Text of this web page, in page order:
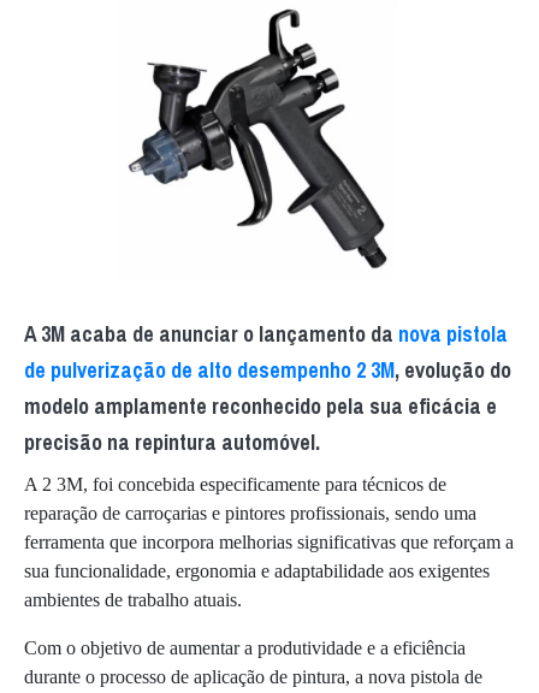
A 3M acaba de anunciar o lançamento da nova pistola
de pulverização de alto desempenho 2 3M, evolução do
modelo amplamente reconhecido pela sua eficácia e
precisão na repintura automóvel.
A 2 3M, foi concebida especificamente para técnicos de
reparação de carroçarias e pintores profissionais, sendo uma
ferramenta que incorpora melhorias significativas que reforçam a
sua funcionalidade, ergonomia e adaptabilidade aos exigentes
ambientes de trabalho atuais.
Com o objetivo de aumentar a produtividade e a eficiência
durante o processo de aplicação de pintura, a nova pistola de